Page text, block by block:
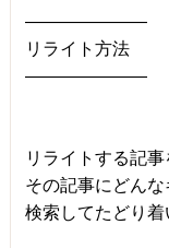
―――――――
リライト方法
―――――――
リライトする記
その記事にどん
検索してたどり着